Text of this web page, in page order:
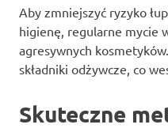
Aby zmniejszyć ryzyko
higienę, regularne mycie
agresywnych
składniki odżywcze, co
Skuteczne